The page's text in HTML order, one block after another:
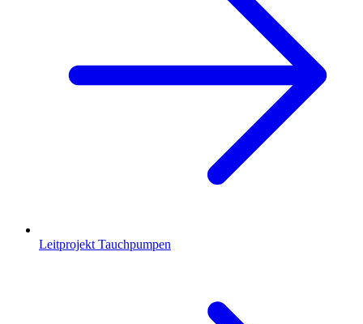
Leitprojekt Tauchpumpen